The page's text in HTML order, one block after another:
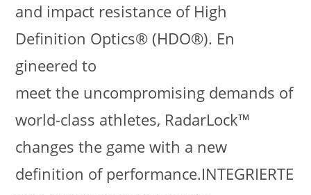
and impact resistance of High
Definition Optics® (HDO®). En
gineered to
meet the uncompromising demands of
world-class athletes, RadarLock™
changes the game with a new
definition of performance.INTEGRIERTE